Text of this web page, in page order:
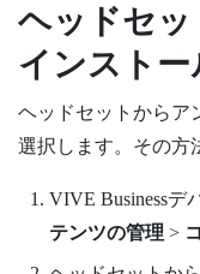
ヘッドセ
インストー
ヘッドセットからア
選択します。その方
VIVE Businessデ
テンツの管理 >